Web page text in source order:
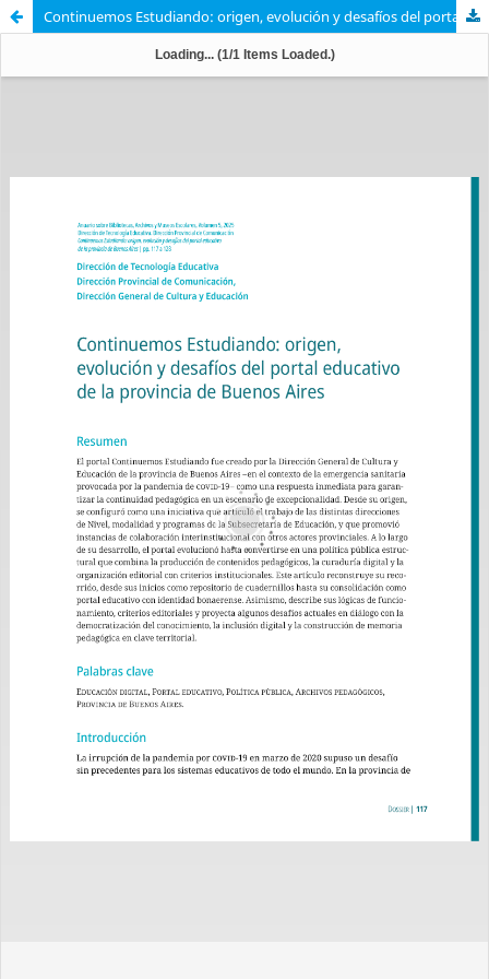
Continuemos Estudiando: origen, evolución y desafíos del portal educativo de la provincia de Buenos Aires